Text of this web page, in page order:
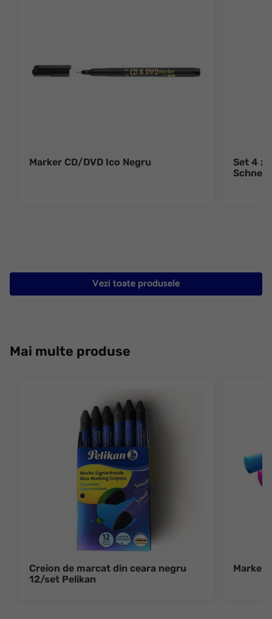
Marker CD/DVD Ico Negru
Set 4 x
Vezi toate produsele
Mai multe produse
Creion de marcat din ceara negru
12/set Pelikan
Marker